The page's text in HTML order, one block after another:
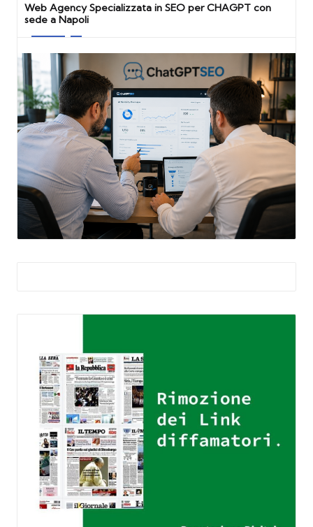
Web Agency Specializzata in SEO per CHAGPT con
sede a Napoli